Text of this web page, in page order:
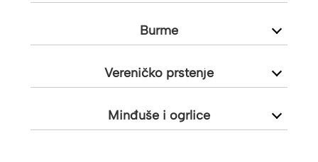
Burme
Vereničko prstenje
Minđuše i ogrlice